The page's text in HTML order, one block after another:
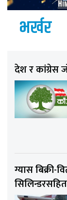
भर्खर
देश र कांग्रेस
ग्यास बिक्री-